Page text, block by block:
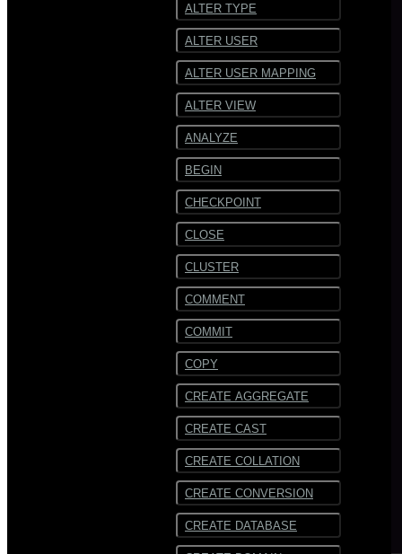
ALTER TYPE
ALTER USER
ALTER USER MAPPING
ALTER VIEW
ANALYZE
BEGIN
CHECKPOINT
CLOSE
CLUSTER
COMMENT
COMMIT
COPY
CREATE AGGREGATE
CREATE CAST
CREATE COLLATION
CREATE CONVERSION
CREATE DATABASE